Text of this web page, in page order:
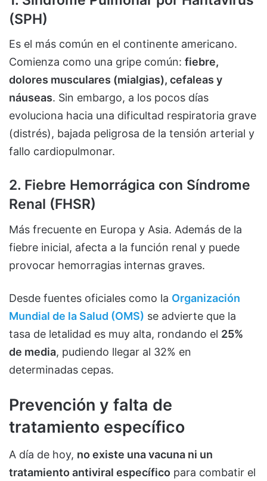
(SPH)
Es el más común en el continente americano.
Comienza como una gripe común: fiebre,
dolores musculares (mialgias), cefaleas y
náuseas. Sin embargo, a los pocos días
evoluciona hacia una dificultad respiratoria grave
(distrés), bajada peligrosa de la tensión arterial y
fallo cardiopulmonar.
2. Fiebre Hemorrágica con Síndrome
Renal (FHSR)
Más frecuente en Europa y Asia. Además de la
fiebre inicial, afecta a la función renal y puede
provocar hemorragias internas graves.
Desde fuentes oficiales como la Organización
Mundial de la Salud (OMS) se advierte que la
tasa de letalidad es muy alta, rondando el 25%
de media, pudiendo llegar al 32% en
determinadas cepas.
Prevención y falta de
tratamiento específico
A día de hoy, no existe una vacuna ni un
tratamiento antiviral específico para combatir el